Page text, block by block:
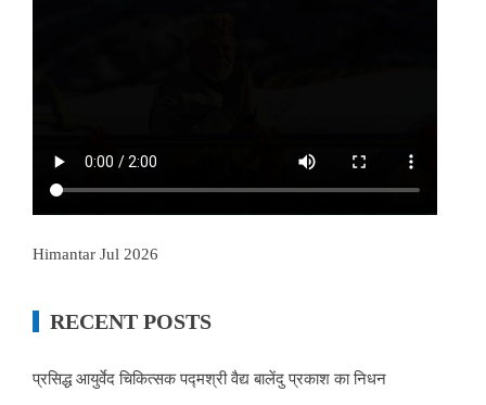
Himantar Jul 2026
RECENT POSTS
प्रसिद्ध आयुर्वेद चिकित्सक पद्मश्री वैद्य बालेंदु प्रकाश का निधन